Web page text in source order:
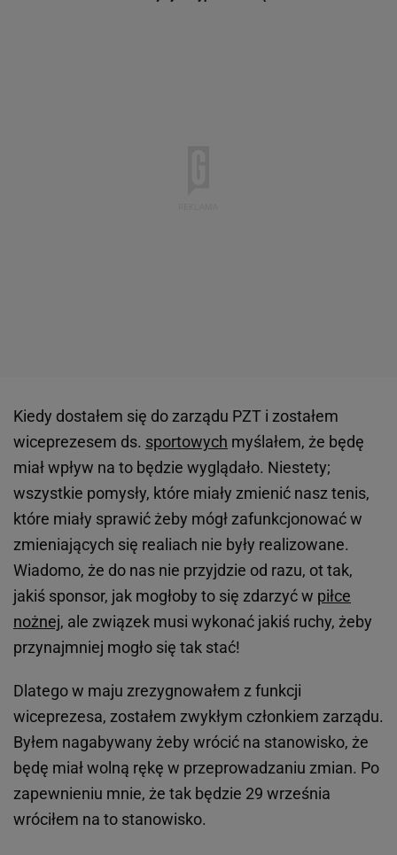
Kiedy dostałem się do zarządu PZT i zostałem
wiceprezesem ds. sportowych myślałem, że będę
miał wpływ na to będzie wyglądało. Niestety;
wszystkie pomysły, które miały zmienić nasz tenis,
które miały sprawić żeby mógł zafunkcjonować w
zmieniających się realiach nie były realizowane.
Wiadomo, że do nas nie przyjdzie od razu, ot tak,
jakiś sponsor, jak mogłoby to się zdarzyć w piłce
nożnej, ale związek musi wykonać jakiś ruchy, żeby
przynajmniej mogło się tak stać!
Dlatego w maju zrezygnowałem z funkcji
wiceprezesa, zostałem zwykłym członkiem zarządu.
Byłem nagabywany żeby wrócić na stanowisko, że
będę miał wolną rękę w przeprowadzaniu zmian. Po
zapewnieniu mnie, że tak będzie 29 września
wróciłem na to stanowisko.